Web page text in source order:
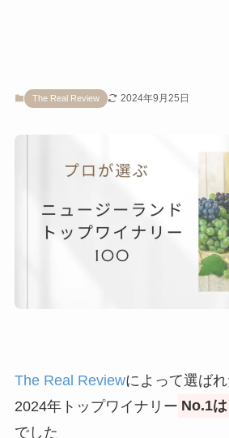
The Real Review 2024年9月25日
The Real Reviewによって選ばれ
2024年トップワイナリー No.1
でした